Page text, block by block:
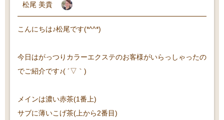
松尾 美貴
こんにちは♪松尾です(*^^*)
今日はがっつりカラーエクステのお客様がいらっしゃったの
でご紹介です♪( ´▽｀)
メインは濃い赤茶(1番上)
サブに薄いこげ茶(上から2番目)